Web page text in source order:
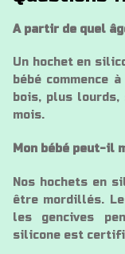
A partir de quel
Un hochet en
bébé commence
bois, plus
mois.
Mon bébé peut-il
Nos hochets en
être mordillés.
les gencives
silicone est